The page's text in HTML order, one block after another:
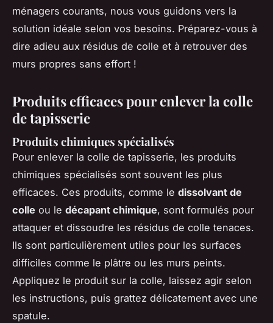
ménagers courants, nous vous guidons vers la
solution idéale selon vos besoins. Préparez-vous à
dire adieu aux résidus de colle et à retrouver des
murs propres sans effort !
Produits efficaces pour enlever la colle
de tapisserie
Produits chimiques spécialisés
Pour enlever la colle de tapisserie, les produits
chimiques spécialisés sont souvent les plus
efficaces. Ces produits, comme le dissolvant de
colle ou le décapant chimique, sont formulés pour
attaquer et dissoudre les résidus de colle tenaces.
Ils sont particulièrement utiles pour les surfaces
difficiles comme le plâtre ou les murs peints.
Appliquez le produit sur la colle, laissez agir selon
les instructions, puis grattez délicatement avec une
spatule.